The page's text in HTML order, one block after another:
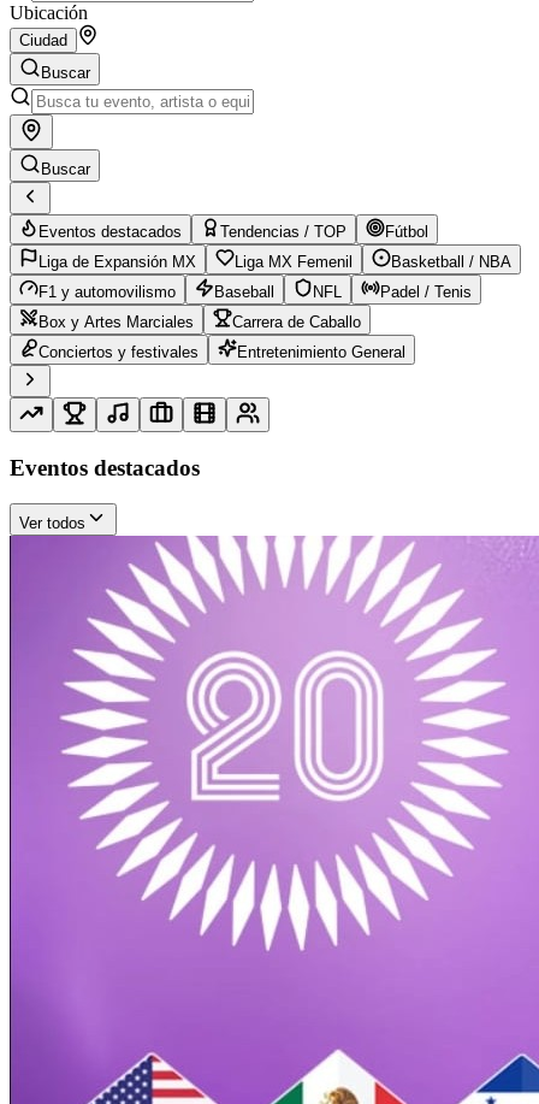
Ubicación
Ciudad
Buscar
Buscar
Eventos destacados Tendencias / TOP
Fútbol
Liga de Expansión MX
Liga MX Femenil
Basketball / NBA
F1 y automovilismo
Baseball NFL
Padel / Tenis
Box y Artes Marciales
Carrera de Caballo
Conciertos y festivales
Entretenimiento General
Eventos destacados
Ver todos